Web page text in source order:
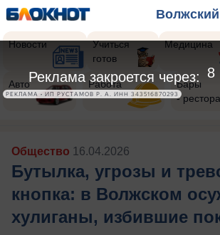
Волжский
Новости
Учиться
готов
Медицина
Авто Работа
Бары
-
Общество 16.04.2026
Бутылка, угрозы и
кнопка: в Волжском
хулиганы, избившие
6
Реклама закроется через:
РЕКЛАМА • ИП РУСТАМОВ Р. А. ИНН 343516870293